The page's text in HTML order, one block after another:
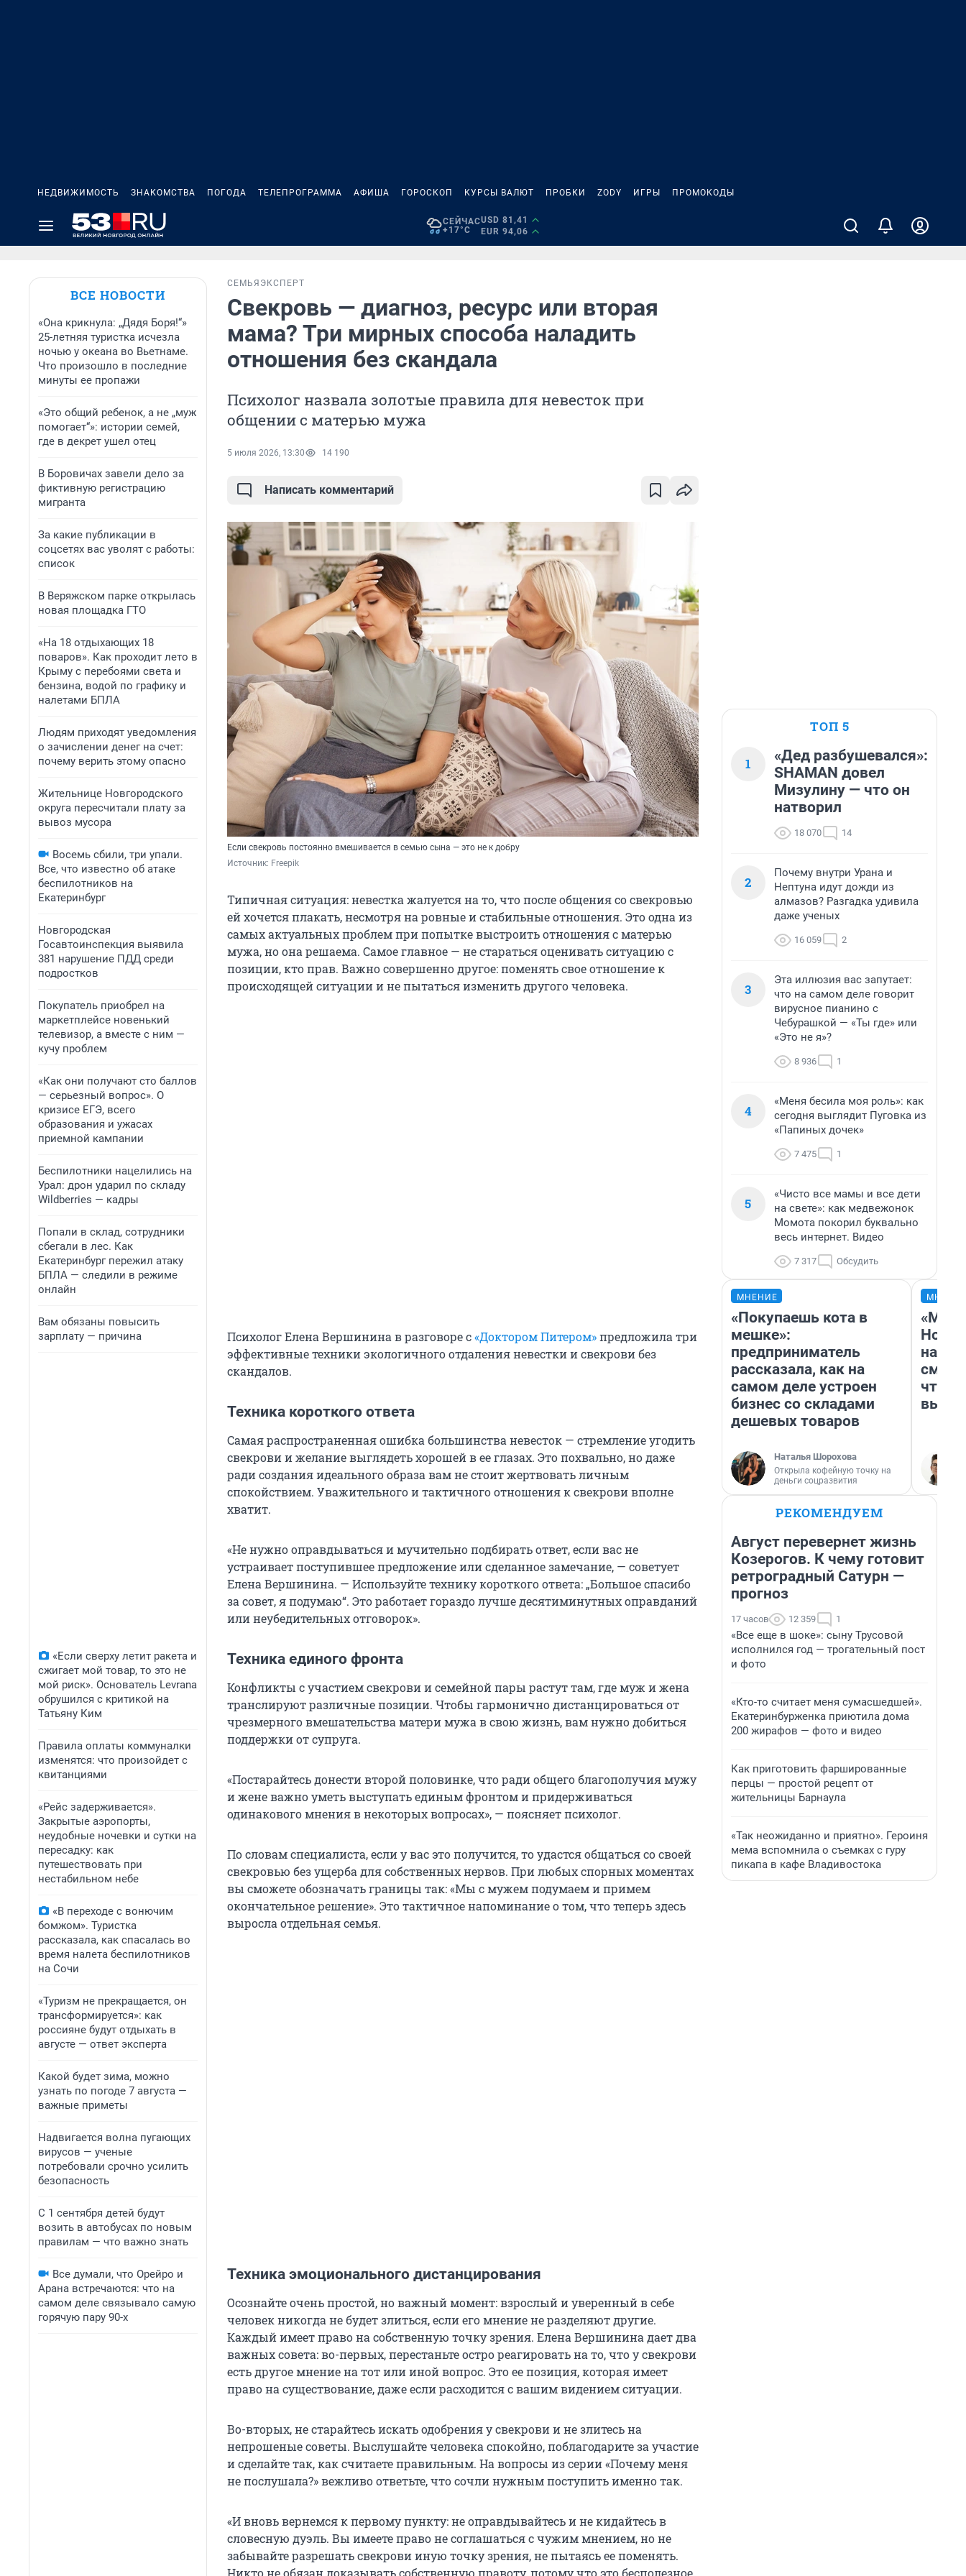
НЕДВИЖИМОСТЬ ЗНАКОМСТВА ПОГОДА ТЕЛЕПРОГРАММА АФИША ГОРОСКОП КУРСЫ ВАЛЮТ ПРОБКИ ZODY ИГРЫ ПРОМОКОДЫ
СЕЙЧАС
+17°C
USD 81,41
EUR 94,06
ВСЕ НОВОСТИ
«Она крикнула: „Дядя Боря!“»
25-летняя туристка исчезла
ночью у океана во Вьетнаме.
Что произошло в последние
минуты ее пропажи
«Это общий ребенок, а не „муж
помогает“»: истории семей,
где в декрет ушел отец
В Боровичах завели дело за
фиктивную регистрацию
мигранта
За какие публикации в
соцсетях вас уволят с работы:
список
В Веряжском парке открылась
новая площадка ГТО
«На 18 отдыхающих 18
поваров». Как проходит лето в
Крыму с перебоями света и
бензина, водой по графику и
налетами БПЛА
Людям приходят уведомления
о зачислении денег на счет:
почему верить этому опасно
Жительнице Новгородского
округа пересчитали плату за
вывоз мусора
Восемь сбили, три упали.
Все, что известно об атаке
беспилотников на
Екатеринбург
Новгородская
Госавтоинспекция выявила
381 нарушение ПДД среди
подростков
Покупатель приобрел на
маркетплейсе новенький
телевизор, а вместе с ним —
кучу проблем
«Как они получают сто баллов
— серьезный вопрос». О
кризисе ЕГЭ, всего
образования и ужасах
приемной кампании
Беспилотники нацелились на
Урал: дрон ударил по складу
Wildberries — кадры
Попали в склад, сотрудники
сбегали в лес. Как
Екатеринбург пережил атаку
БПЛА — следили в режиме
онлайн
Вам обязаны повысить
зарплату — причина
«Если сверху летит ракета и
сжигает мой товар, то это не
мой риск». Основатель Levrana
обрушился с критикой на
Татьяну Ким
Правила оплаты коммуналки
изменятся: что произойдет с
квитанциями
«Рейс задерживается».
Закрытые аэропорты,
неудобные ночевки и сутки на
пересадку: как
путешествовать при
нестабильном небе
«В переходе с вонючим
бомжом». Туристка
рассказала, как спасалась во
время налета беспилотников
на Сочи
«Туризм не прекращается, он
трансформируется»: как
россияне будут отдыхать в
августе — ответ эксперта
Какой будет зима, можно
узнать по погоде 7 августа —
важные приметы
Надвигается волна пугающих
вирусов — ученые
потребовали срочно усилить
безопасность
С 1 сентября детей будут
возить в автобусах по новым
правилам — что важно знать
Все думали, что Орейро и
Арана встречаются: что на
самом деле связывало самую
горячую пару 90-х
СЕМЬЯ ЭКСПЕРТ
Свекровь — диагноз, ресурс или вторая
мама? Три мирных способа наладить
отношения без скандала
Психолог назвала золотые правила для невесток при
общении с матерью мужа
5 июля 2026, 13:30 14 190
Написать комментарий
Если свекровь постоянно вмешивается в семью сына — это не к добру
Источник: Freepik
Типичная ситуация: невестка жалуется на то, что после общения со свекровью
ей хочется плакать, несмотря на ровные и стабильные отношения. Это одна из
самых актуальных проблем при попытке выстроить отношения с матерью
мужа, но она решаема. Самое главное — не стараться оценивать ситуацию с
позиции, кто прав. Важно совершенно другое: поменять свое отношение к
происходящей ситуации и не пытаться изменить другого человека.
Психолог Елена Вершинина в разговоре с«Доктором Питером»предложила три
эффективные техники экологичного отдаления невестки и свекрови без
скандалов.
Техника короткого ответа
Самая распространенная ошибка большинства невесток — стремление угодить
свекрови и желание выглядеть хорошей в ее глазах. Это похвально, но даже
ради создания идеального образа вам не стоит жертвовать личным
спокойствием. Уважительного и тактичного отношения к свекрови вполне
хватит.
«Не нужно оправдываться и мучительно подбирать ответ, если вас не
устраивает поступившее предложение или сделанное замечание, — советует
Елена Вершинина. — Используйте технику короткого ответа: „Большое спасибо
за совет, я подумаю“. Это работает гораздо лучше десятиминутных оправданий
или неубедительных отговорок».
Техника единого фронта
Конфликты с участием свекрови и семейной пары растут там, где муж и жена
транслируют различные позиции. Чтобы гармонично дистанцироваться от
чрезмерного вмешательства матери мужа в свою жизнь, вам нужно добиться
поддержки от супруга.
«Постарайтесь донести второй половинке, что ради общего благополучия мужу
и жене важно уметь выступать единым фронтом и придерживаться
одинакового мнения в некоторых вопросах», — поясняет психолог.
По словам специалиста, если у вас это получится, то удастся общаться со своей
свекровью без ущерба для собственных нервов. При любых спорных моментах
вы сможете обозначать границы так: «Мы с мужем подумаем и примем
окончательное решение». Это тактичное напоминание о том, что теперь здесь
выросла отдельная семья.
Техника эмоционального дистанцирования
Осознайте очень простой, но важный момент: взрослый и уверенный в себе
человек никогда не будет злиться, если его мнение не разделяют другие.
Каждый имеет право на собственную точку зрения. Елена Вершинина дает два
важных совета: во-первых, перестаньте остро реагировать на то, что у свекрови
есть другое мнение на тот или иной вопрос. Это ее позиция, которая имеет
право на существование, даже если расходится с вашим видением ситуации.
Во-вторых, не старайтесь искать одобрения у свекрови и не злитесь на
непрошеные советы. Выслушайте человека спокойно, поблагодарите за участие
и сделайте так, как считаете правильным. На вопросы из серии «Почему меня
не послушала?» вежливо ответьте, что сочли нужным поступить именно так.
«И вновь вернемся к первому пункту: не оправдывайтесь и не кидайтесь в
словесную дуэль. Вы имеете право не соглашаться с чужим мнением, но не
забывайте разрешать свекрови иную точку зрения, не пытаясь ее поменять.
Никто не обязан доказывать собственную правоту, потому что это бесполезное
ТОП 5
1
«Дед разбушевался»:
SHAMAN довел
Мизулину — что он
натворил
18 070 14
2
Почему внутри Урана и
Нептуна идут дожди из
алмазов? Разгадка удивила
даже ученых
16 059 2
3
Эта иллюзия вас запутает:
что на самом деле говорит
вирусное пианино с
Чебурашкой — «Ты где» или
«Это не я»?
8 936 1
4
«Меня бесила моя роль»: как
сегодня выглядит Пуговка из
«Папиных дочек»
7 475 1
5
«Чисто все мамы и все дети
на свете»: как медвежонок
Момота покорил буквально
весь интернет. Видео
7 317 Обсудить
МНЕНИЕ
«Покупаешь кота в
мешке»:
предприниматель
рассказала, как на
самом деле устроен
бизнес со складами
дешевых товаров
Наталья Шорохова
Открыла кофейную точку на
деньги соцразвития
«Мы
РЕКОМЕНДУЕМ
Август перевернет жизнь
Козерогов. К чему готовит
ретроградный Сатурн —
прогноз
17 часов 12 359 1
«Все еще в шоке»: сыну Трусовой
исполнился год — трогательный пост
и фото
«Кто-то считает меня сумасшедшей».
Екатеринбурженка приютила дома
200 жирафов — фото и видео
Как приготовить фаршированные
перцы — простой рецепт от
жительницы Барнаула
«Так неожиданно и приятно». Героиня
мема вспомнила о съемках с гуру
пикапа в кафе Владивостока